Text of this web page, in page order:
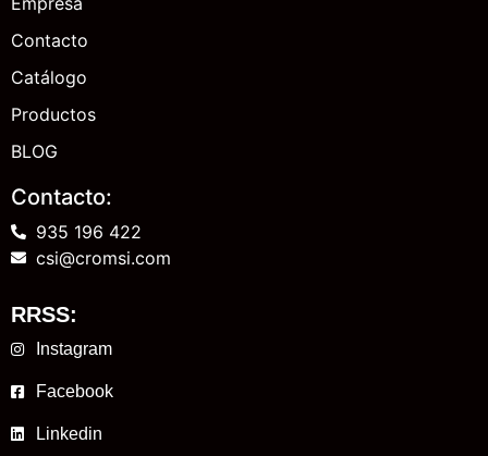
Contacto
Catálogo
Productos
BLOG
Contacto:
935 196 422
csi@cromsi.com
RRSS:
Instagram
Facebook
Linkedin